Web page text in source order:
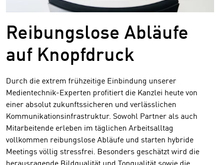
Reibungslose Abläufe
auf Knopfdruck
Durch die extrem frühzeitige Einbindung unserer
Medientechnik-Experten profitiert die Kanzlei heute von
einer absolut zukunftssicheren und verlässlichen
Kommunikationsinfrastruktur. Sowohl Partner als auch
Mitarbeitende erleben im täglichen Arbeitsalltag
vollkommen reibungslose Abläufe und starten hybride
Meetings völlig stressfrei. Besonders geschätzt wird die
herausragende Bildqualität und Tonqualität sowie die